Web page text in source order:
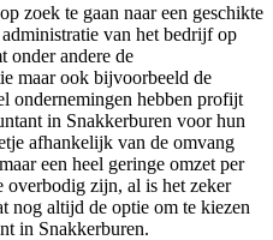
zoek te gaan naar een geschikte
van het bedrijf op
onder andere de
maar ook bijvoorbeeld de
ondernemingen hebben profijt
in Snakkerburen voor hun
afhankelijk van de omvang
een heel geringe omzet per
overbodig zijn, al is het zeker
nog altijd de optie om te kiezen
in Snakkerburen.